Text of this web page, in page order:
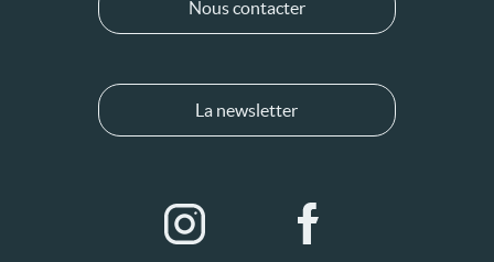
Nous contacter
La newsletter